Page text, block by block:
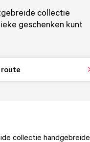
collectie
geschenken kunt
route
collectie handgebreide